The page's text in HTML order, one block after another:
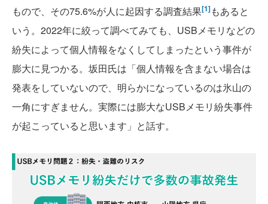
もので、その75.6%が人に起因する調査結果[1]もあると
いう。2022年に絞って調べてみても、USBメモリなどの
紛失によって個人情報をなくしてしまったという事件が
膨大に見つかる。坂田氏は「個人情報を含まない場合は
発表をしていないので、明らかになっているのは氷山の
一角にすぎません。実際には膨大なUSBメモリ紛失事件
が起こっていると思います」と話す。